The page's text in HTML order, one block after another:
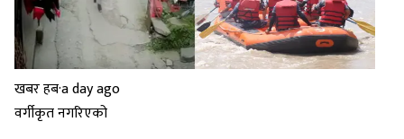
खबर हब·a day ago
वर्गीकृत नगरिएको